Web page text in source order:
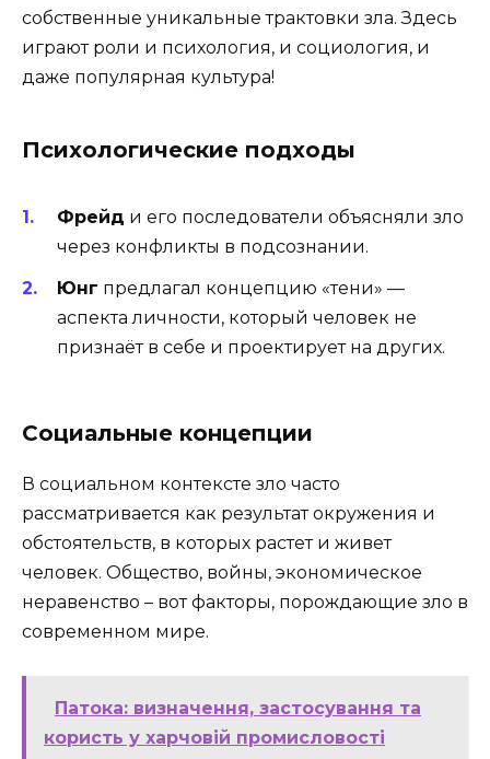
собственные уникальные трактовки зла. Здесь
играют роли и психология, и социология, и
даже популярная культура!
Психологические подходы
Фрейд и его последователи объясняли зло
через конфликты в подсознании.
Юнг предлагал концепцию «тени» —
аспекта личности, который человек не
признаёт в себе и проектирует на других.
Социальные концепции
В социальном контексте зло часто
рассматривается как результат окружения и
обстоятельств, в которых растет и живет
человек. Общество, войны, экономическое
неравенство – вот факторы, порождающие зло в
современном мире.
Патока: визначення, застосування та
користь у харчовій промисловості